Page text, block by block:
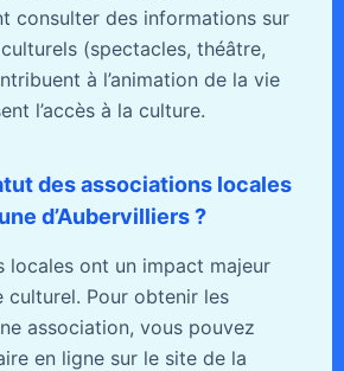
consulter des informations sur
(spectacles, théâtre,
à l’animation de la vie
l’accès à la culture.
des associations locales
d’Aubervilliers ?
locales ont un impact majeur
culturel. Pour obtenir les
association, vous pouvez
en ligne sur le site de la